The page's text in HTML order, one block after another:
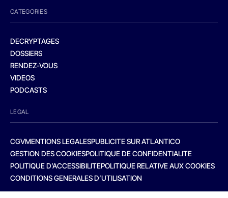
CATEGORIES
DECRYPTAGES
DOSSIERS
RENDEZ-VOUS
VIDEOS
PODCASTS
LEGAL
CGVMENTIONS LEGALESPUBLICITE SUR ATLANTICO
GESTION DES COOKIESPOLITIQUE DE CONFIDENTIALITE
POLITIQUE D’ACCESSIBILITEPOLITIQUE RELATIVE AUX COOKIES
CONDITIONS GENERALES D’UTILISATION